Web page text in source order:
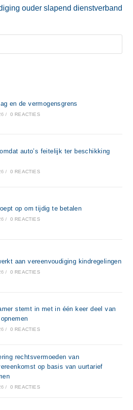
ouder slapend dienstverband
en de vermogensgrens
/ 0 REACTIES
auto’s feitelijk ter beschikking
/ 0 REACTIES
op om tijdig te betalen
/ 0 REACTIES
aan vereenvoudiging kindregelingen
/ 0 REACTIES
stemt in met in één keer deel van
/ 0 REACTIES
rechtsvermoeden van
op basis van uurtarief
/ 0 REACTIES